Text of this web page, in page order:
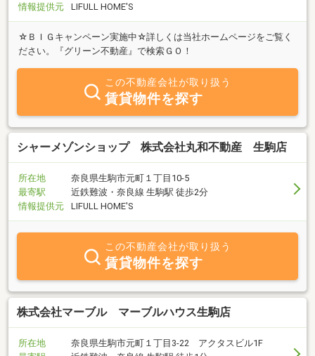
情報提供元
LIFULL HOME'S
☆ＢＩＧキャンペーン実施中☆詳しくは当社ホームページをご覧く
ださい。『グリーン不動産』で検索ＧＯ！
この不動産会社が取り扱う
賃貸物件を探す
シャーメゾンショップ 株式会社丸和不動産 生駒店
所在地
奈良県生駒市元町１丁目10-5
最寄駅
近鉄難波・奈良線 生駒駅 徒歩2分
情報提供元
LIFULL HOME'S
この不動産会社が取り扱う
賃貸物件を探す
株式会社マーブル マーブルハウス生駒店
所在地
奈良県生駒市元町１丁目3-22 アクタスビル1F